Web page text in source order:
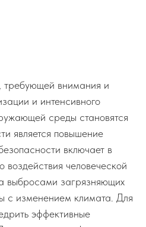
требующей внимания и
и интенсивного
среды становятся
является повышение
включает в
человеческой
выбросами загрязняющих
с изменением климата. Для
эффективные